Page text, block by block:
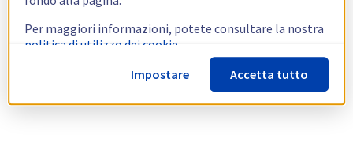
Per maggiori informazioni, potete consultare la nostra
politica di utilizzo dei cookie.
Impostare
Accetta tutto